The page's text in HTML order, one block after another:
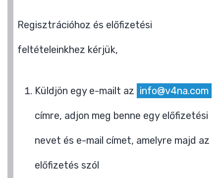
Regisztrációhoz és előfizetési
feltételeinkhez kérjük,
Küldjön egy e-mailt az info@v4na.com
címre, adjon meg benne egy előfizetési
nevet és e-mail címet, amelyre majd az
előfizetés szól